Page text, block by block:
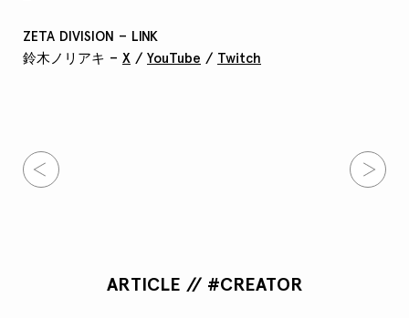
ZETA DIVISION – LINK
鈴木ノリアキ – X / YouTube / Twitch
ARTICLE // #CREATOR